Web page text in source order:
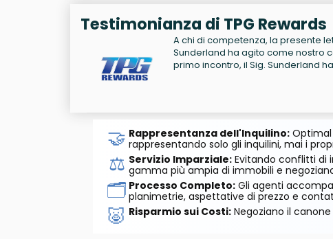
Testimonianza di TPG Rewards
A chi di competenza, la presente
Sunderland ha agito come nostro
primo incontro, il Sig. Sunderland
🤝 Rappresentanza dell'Inquilino:Optimal
rappresentando solo gli inquilini, mai i
⚖️ Servizio Imparziale:Evitando conflitti di
gamma più ampia di immobili e
🗂️ Processo Completo:Gli agenti
planimetrie, aspettative di prezzo e
🐷 Risparmio sui Costi:Negoziano il